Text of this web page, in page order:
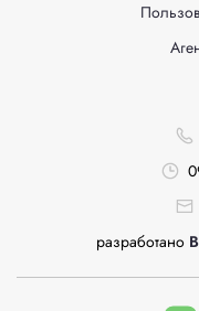
разработано